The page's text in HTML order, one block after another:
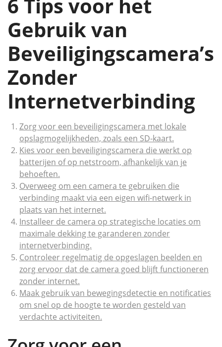
6 Tips voor het
Gebruik van
Beveiligingscamera’s
Zonder
Internetverbinding
Zorg voor een beveiligingscamera met lokale
opslagmogelijkheden, zoals een SD-kaart.
Kies voor een beveiligingscamera die werkt op
batterijen of op netstroom, afhankelijk van je
behoeften.
Overweeg om een camera te gebruiken die
verbinding maakt via een eigen wifi-netwerk in
plaats van het internet.
Installeer de camera op strategische locaties om
maximale dekking te garanderen zonder
internetverbinding.
Controleer regelmatig de opgeslagen beelden en
zorg ervoor dat de camera goed blijft functioneren
zonder internet.
Maak gebruik van bewegingsdetectie en notificaties
om snel op de hoogte te worden gesteld van
verdachte activiteiten.